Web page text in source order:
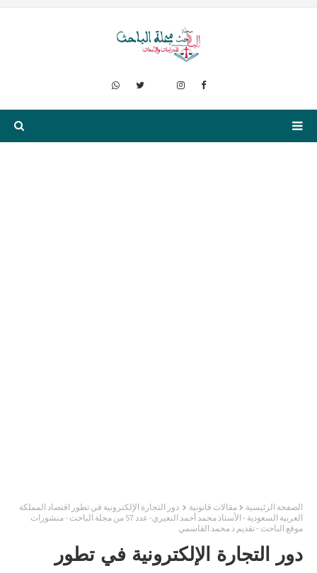
الصفحة الرئيسية مقالات قانونية
دور التجارة الإلكترونية في تطور اقتصاد المملكة
العربية السعودية - الأستاذ محمد أحمد النعيري- عدد 57 من مجلة الباحث - منشورات
موقع الباحث - تقديم د محمد القاسمي
دور التجارة الإلكترونية في تطور